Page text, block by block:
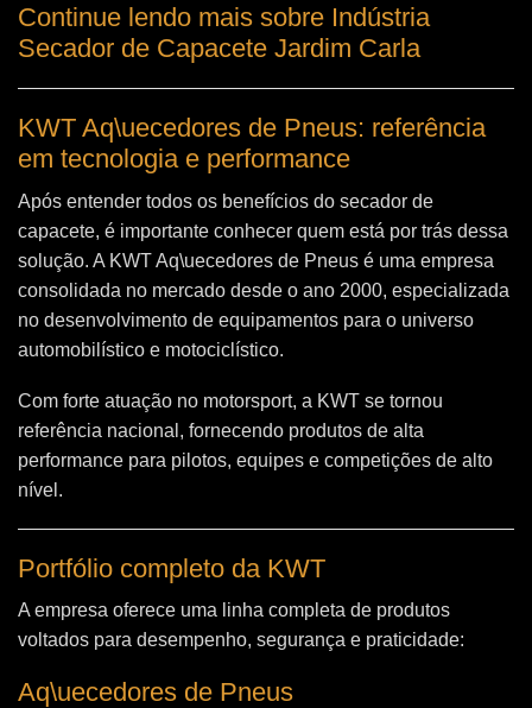
Continue lendo mais sobre Indústria
Secador de Capacete Jardim Carla
KWT Aq\uecedores de Pneus: referência
em tecnologia e performance
Após entender todos os benefícios do secador de
capacete, é importante conhecer quem está por trás dessa
solução. A KWT Aq\uecedores de Pneus é uma empresa
consolidada no mercado desde o ano 2000, especializada
no desenvolvimento de equipamentos para o universo
automobilístico e motociclístico.
Com forte atuação no motorsport, a KWT se tornou
referência nacional, fornecendo produtos de alta
performance para pilotos, equipes e competições de alto
nível.
Portfólio completo da KWT
A empresa oferece uma linha completa de produtos
voltados para desempenho, segurança e praticidade:
Aq\uecedores de Pneus